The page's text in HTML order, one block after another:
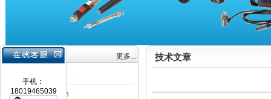
手机：
18019465039
产品目录 更多...
涂膜机
德国Erichsen
技术文章